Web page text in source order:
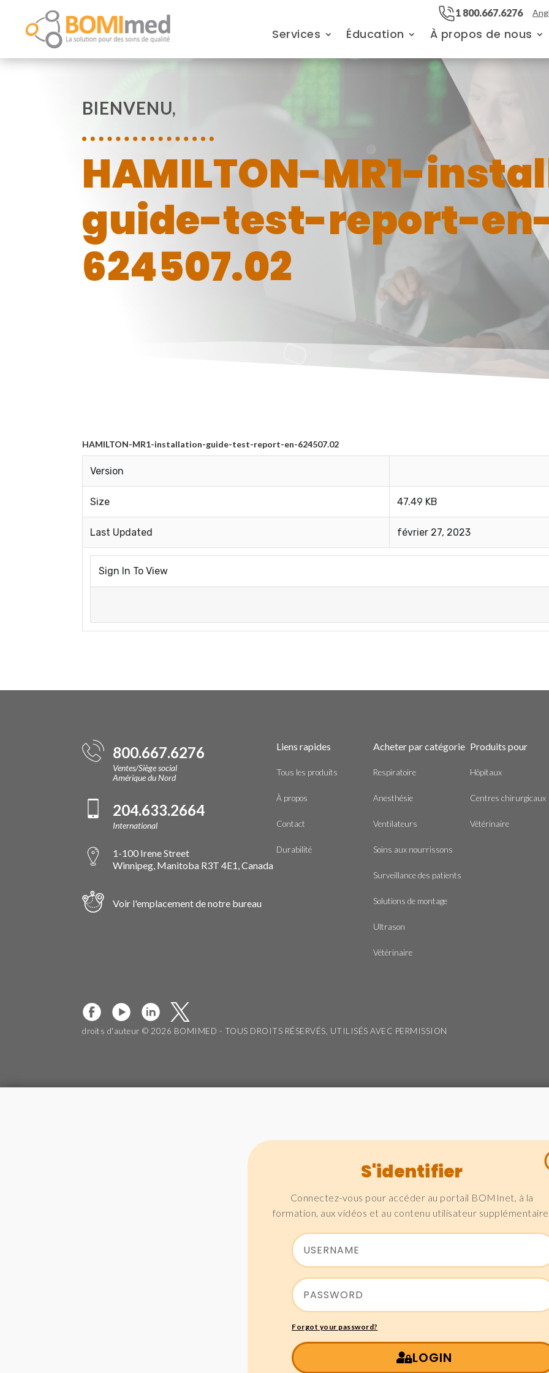
1 800.667.6276
Services Éducation À propos de nous
BIENVENU,
HAMILTON-MR1-
guide-test-report-
624507.02
HAMILTON-MR1-installation-guide-test-report-en-624507.02
Version
Size 47.49 KB
Last Updated février 27, 2023
Sign In To View
800.667.6276
Ventes/Siège social
Amérique du Nord
204.633.2664
International
1-100 Irene Street
Winnipeg, Manitoba R3T 4E1, Canada
Voir l'emplacement de notre bureau
Liens rapides
Tous les produits
À propos
Contact
Durabilité
Acheter par catégorie
Respiratoire
Anesthésie
Ventilateurs
Soins aux nourrissons
Surveillance des patients
Solutions de montage
Ultrason
Vétérinaire
Produits pour
Hôpitaux
Centres chirurgicaux
Vétérinaire
droits d'auteur © 2026 BOMIMED - TOUS DROITS RÉSERVÉS, UTILISÉS AVEC PERMISSION
S'identifier
Connectez-vous pour accéder au portail BOMInet, à la
formation, aux vidéos et au contenu utilisateur
Forgot your password?
LOGIN